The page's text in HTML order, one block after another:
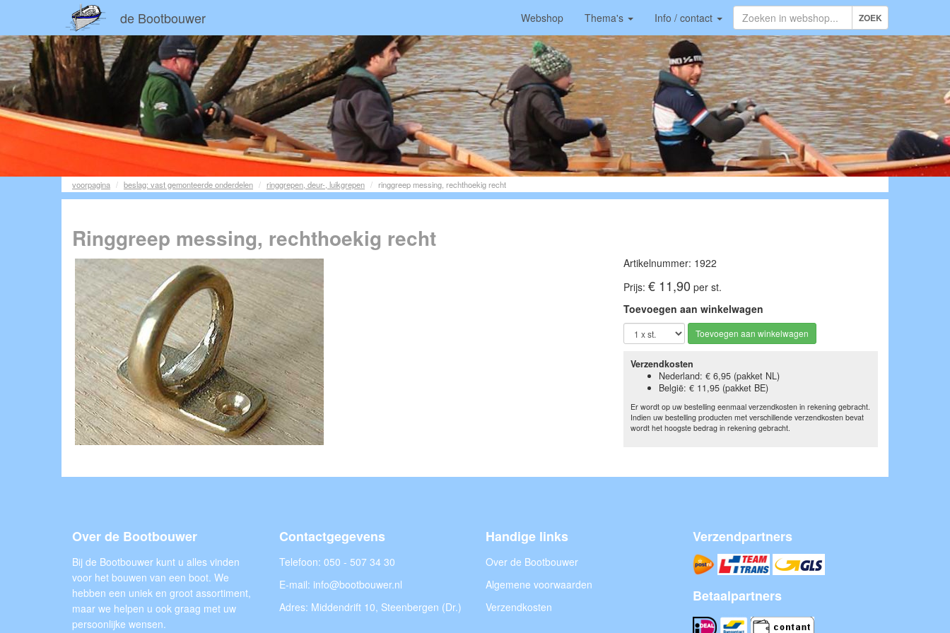
de Bootbouwer ZOEK
Webshop Thema's Info / contact
voorpagina beslag: vast gemonteerde onderdelen ringgrepen, deur-, luikgrepen ringgreep messing, rechthoekig recht
Ringgreep messing, rechthoekig recht
Artikelnummer: 1922
Prijs: € 11,90 per st.
Toevoegen aan winkelwagen
Toevoegen aan winkelwagen
Verzendkosten
Nederland: € 6,95 (pakket NL)
België: € 11,95 (pakket BE)
Er wordt op uw bestelling eenmaal verzendkosten in rekening gebracht.
Indien uw bestelling producten met verschillende verzendkosten bevat
wordt het hoogste bedrag in rekening gebracht.
Over de Bootbouwer
Bij de Bootbouwer kunt u alles vinden
voor het bouwen van een boot. We
hebben een uniek en groot assortiment,
maar we helpen u ook graag met uw
persoonlijke wensen.
Contactgegevens
Telefoon: 050 - 507 34 30
E-mail: info@bootbouwer.nl
Adres: Middendrift 10, Steenbergen (Dr.)
Handige links
Over de Bootbouwer
Algemene voorwaarden
Verzendkosten
Verzendpartners
Betaalpartners